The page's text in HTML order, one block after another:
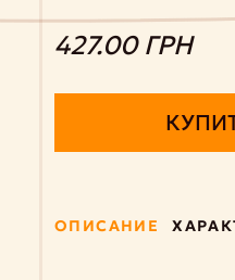
427.00 ГРН
ОПИСАНИЕ